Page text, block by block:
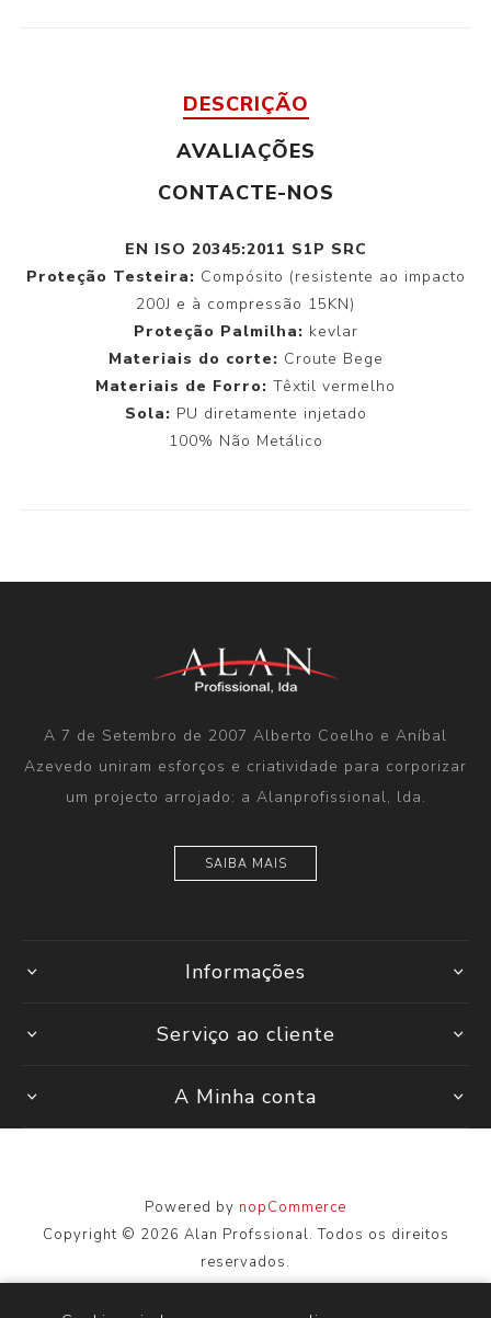
DESCRIÇÃO
AVALIAÇÕES
CONTACTE-NOS
EN ISO 20345:2011 S1P SRC
Proteção Testeira: Compósito (resistente ao impacto
200J e à compressão 15KN)
Proteção Palmilha: kevlar
Materiais do corte: Croute Bege
Materiais de Forro: Têxtil vermelho
Sola: PU diretamente injetado
100% Não Metálico
A 7 de Setembro de 2007 Alberto Coelho e Aníbal
Azevedo uniram esforços e criatividade para corporizar
um projecto arrojado: a Alanprofissional, lda.
SAIBA MAIS
Informações
Serviço ao cliente
A Minha conta
Powered by nopCommerce
Copyright © 2026 Alan Profssional. Todos os direitos
reservados.